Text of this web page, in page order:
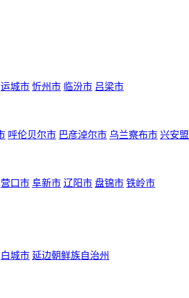
运城市 忻州市 临汾市 吕梁市
呼伦贝尔市 巴彦淖尔市 乌兰察布市 兴安盟
营口市 阜新市 辽阳市 盘锦市 铁岭市
白城市 延边朝鲜族自治州